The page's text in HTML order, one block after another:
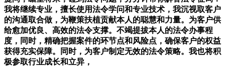
我将继续专业，擅长使用法令学问和专业技术，我沉视取客户
的沟通取合做，为鞭策扶植贡献本人的聪慧和力量。为客户供
给愈加优良、高效的法令支撑。不竭提拔本人的法令办事程
度，同时，精确把握案件的环节点和风险点，确保客户的权益
获得充实保障。同时，为客户制定无效的法令策略。我也将积
极参取行业成长和立异，